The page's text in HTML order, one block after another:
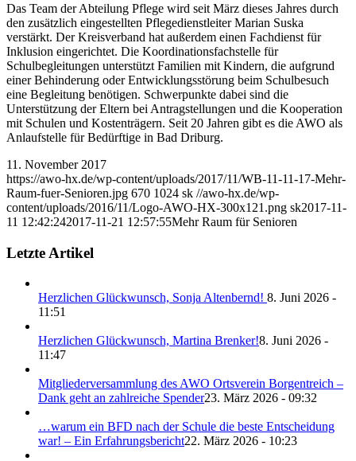
Das Team der Abteilung Pflege wird seit März dieses Jahres durch
den zusätzlich eingestellten Pflegedienstleiter Marian Suska
verstärkt. Der Kreisverband hat außerdem einen Fachdienst für
Inklusion eingerichtet. Die Koordinationsfachstelle für
Schulbegleitungen unterstützt Familien mit Kindern, die aufgrund
einer Behinderung oder Entwicklungsstörung beim Schulbesuch
eine Begleitung benötigen. Schwerpunkte dabei sind die
Unterstützung der Eltern bei Antragstellungen und die Kooperation
mit Schulen und Kostenträgern. Seit 20 Jahren gibt es die AWO als
Anlaufstelle für Bedürftige in Bad Driburg.
11. November 2017
https://awo-hx.de/wp-content/uploads/2017/11/WB-11-11-17-Mehr-
Raum-fuer-Senioren.jpg 670 1024 sk //awo-hx.de/wp-
content/uploads/2016/11/Logo-AWO-HX-300x121.png sk2017-11-
11 12:42:242017-11-21 12:57:55Mehr Raum für Senioren
Letzte Artikel
Herzlichen Glückwunsch, Sonja Altenbernd! 8. Juni 2026 -
11:51
Herzlichen Glückwunsch, Martina Brenker!8. Juni 2026 -
11:47
Mitgliederversammlung des AWO Ortsverein Borgentreich –
Dank geht an zahlreiche Spender23. März 2026 - 09:32
…warum ein BFD nach der Schule die beste Entscheidung
war! – Ein Erfahrungsbericht22. März 2026 - 10:23